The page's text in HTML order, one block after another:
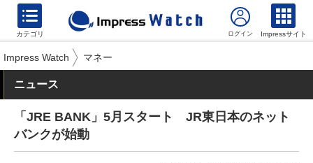
カテゴリ Impressサイト
Impress Watch マネー
ニュース
「JRE BANK」5月スタート JR東日本のネット
バンクが始動